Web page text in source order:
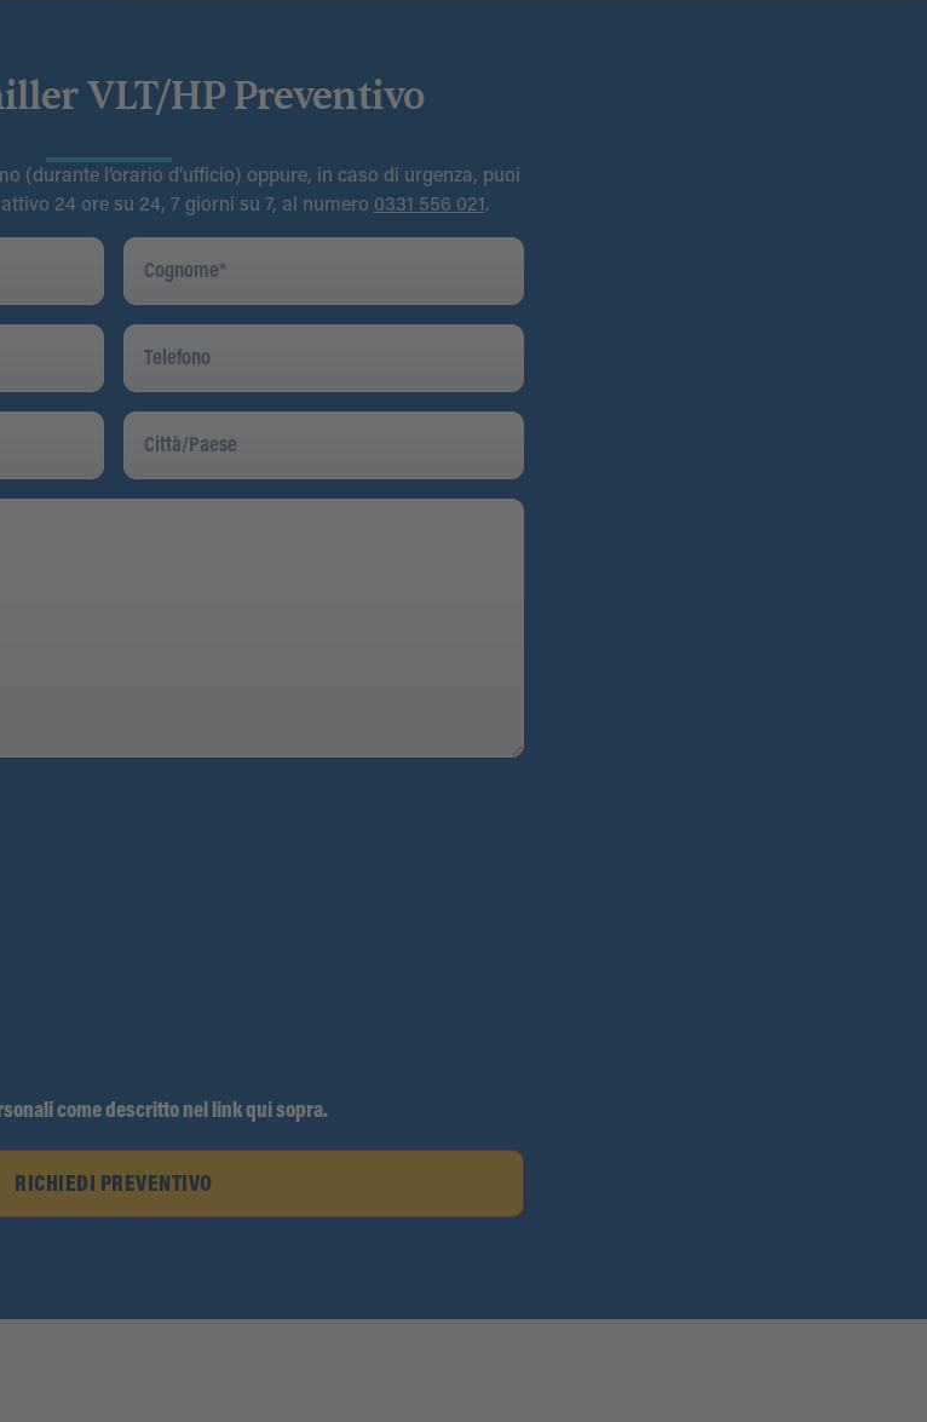
VLT/HP Preventivo
(durante l’orario d’ufficio) oppure, in caso di urgenza, puoi
24 ore su 24, 7 giorni su 7, al numero 0331 556 021 .
Cognome
Telefono
Città/Paese
come descritto nel link qui sopra.
RICHIEDI PREVENTIVO